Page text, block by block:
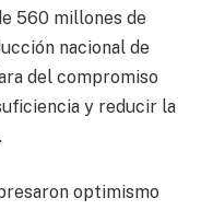
560 millones de
nacional de
del compromiso
y reducir la
optimismo